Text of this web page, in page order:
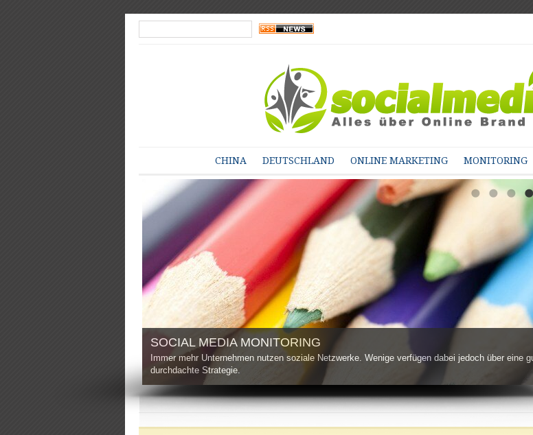
CHINA DEUTSCHLAND ONLINE MARKETING MONITORING
SOCIAL MEDIA MONITORING
Immer mehr Unternehmen nutzen soziale Netzwerke. Wenige verfügen dabei jedoch über eine
durchdachte Strategie.